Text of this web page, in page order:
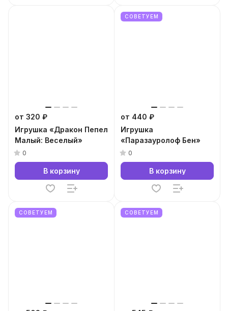
от 320 ₽
Игрушка «Дракон Пепел
Малый: Веселый»
0
В корзину
СОВЕТУЕМ
от 440 ₽
Игрушка
«Паразауролоф Бен»
0
В корзину
СОВЕТУЕМ СОВЕТУЕМ